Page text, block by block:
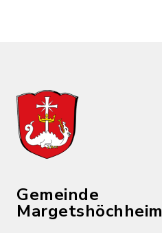
Gemeinde
Margetshöchheim